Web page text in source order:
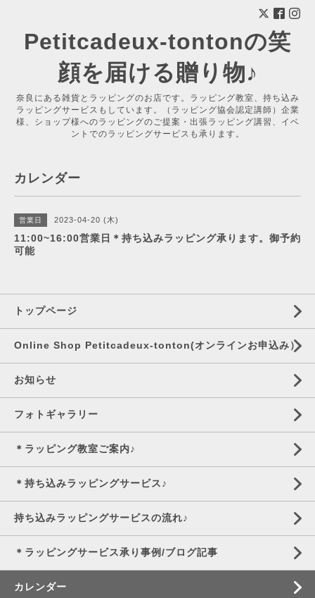
Petitcadeux-tontonの笑
顔を届ける贈り物♪
奈良にある雑貨とラッピングのお店です。ラッピング教室、持ち込み
ラッピングサービスもしています。（ラッピング協会認定講師）企業
様、ショップ様へのラッピングのご提案・出張ラッピング講習、イベ
ントでのラッピングサービスも承ります。
カレンダー
営業日 2023-04-20 (木)
11:00~16:00営業日＊持ち込みラッピング承ります。御予約
可能
トップページ
Online Shop Petitcadeux-tonton(オンラインお申込み）
お知らせ
フォトギャラリー
＊ラッピング教室ご案内♪
＊持ち込みラッピングサービス♪
持ち込みラッピングサービスの流れ♪
＊ラッピングサービス承り事例/ブログ記事
カレンダー